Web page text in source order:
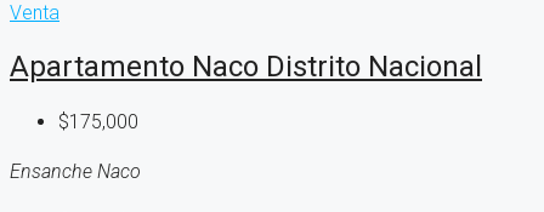
Venta
Apartamento Naco Distrito Nacional
$175,000
Ensanche Naco